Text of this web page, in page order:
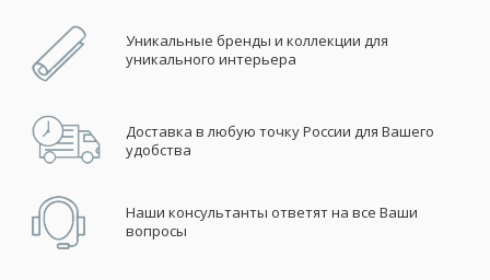
Уникальные бренды и коллекции для
уникального интерьера
Доставка в любую точку России для Вашего
удобства
Наши консультанты ответят на все Ваши
вопросы